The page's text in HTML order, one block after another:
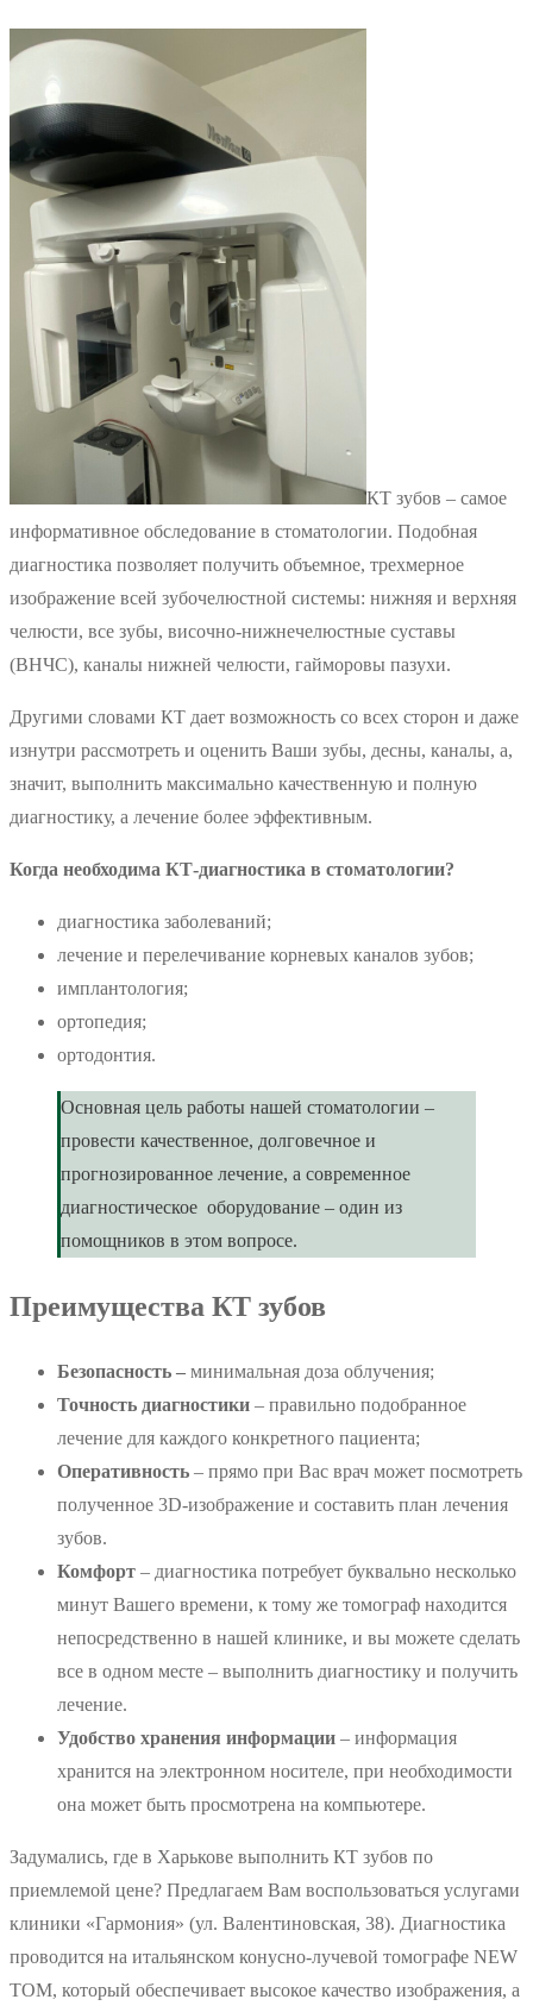
КТ зубов – самое
информативное обследование в стоматологии. Подобная
диагностика позволяет получить объемное, трехмерное
изображение всей зубочелюстной системы: нижняя и верхняя
челюсти, все зубы, височно-нижнечелюстные суставы
(ВНЧС), каналы нижней челюсти, гайморовы пазухи.
Другими словами КТ дает возможность со всех сторон и даже
изнутри рассмотреть и оценить Ваши зубы, десны, каналы, а,
значит, выполнить максимально качественную и полную
диагностику, а лечение более эффективным.
Когда необходима КТ-диагностика в стоматологии?
диагностика заболеваний;
лечение и перелечивание корневых каналов зубов;
имплантология;
ортопедия;
ортодонтия.
Основная цель работы нашей стоматологии –
провести качественное, долговечное и
прогнозированное лечение, а современное
диагностическое оборудование – один из
помощников в этом вопросе.
Преимущества КТ зубов
Безопасность – минимальная доза облучения;
Точность диагностики – правильно подобранное
лечение для каждого конкретного пациента;
Оперативность – прямо при Вас врач может посмотреть
полученное 3D-изображение и составить план лечения
зубов.
Комфорт – диагностика потребует буквально несколько
минут Вашего времени, к тому же томограф находится
непосредственно в нашей клинике, и вы можете сделать
все в одном месте – выполнить диагностику и получить
лечение.
Удобство хранения информации – информация
хранится на электронном носителе, при необходимости
она может быть просмотрена на компьютере.
Задумались, где в Харькове выполнить КТ зубов по
приемлемой цене? Предлагаем Вам воспользоваться услугами
клиники «Гармония» (ул. Валентиновская, 38). Диагностика
проводится на итальянском конусно-лучевой томографе NEW
TOM, который обеспечивает высокое качество изображения, а